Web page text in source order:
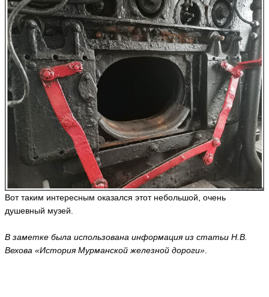
Вот таким интересным оказался этот небольшой, очень
душевный музей.
В заметке была использована информация из статьи Н.В.
Вехова «История Мурманской железной дороги»